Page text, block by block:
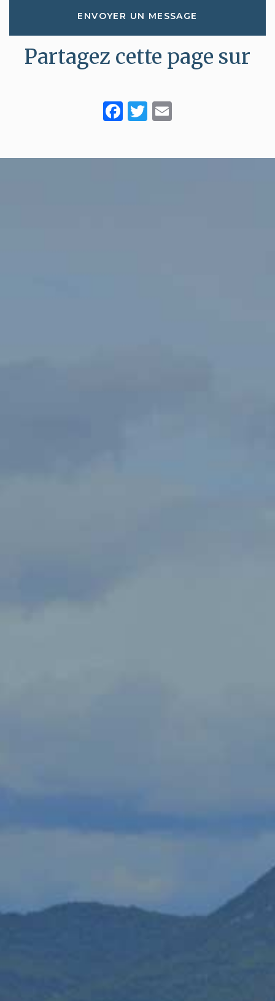
ENVOYER UN MESSAGE
Partagez cette page sur
Facebook
Twitter